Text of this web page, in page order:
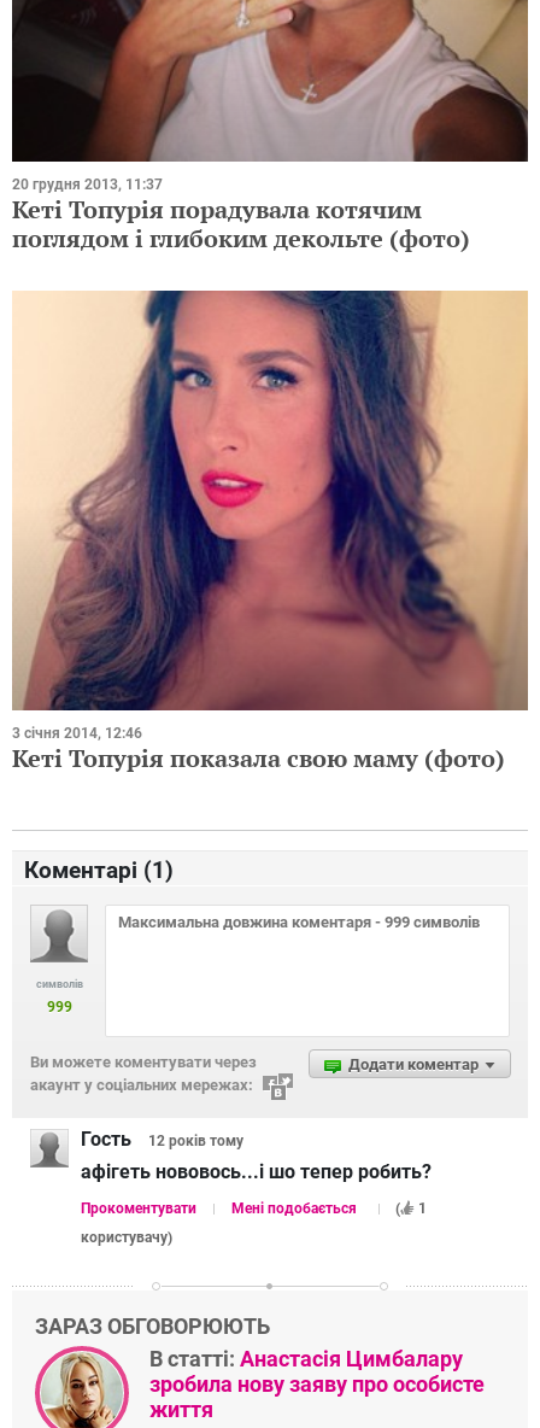
20 грудня 2013, 11:37
Кеті Топурія порадувала котячим
поглядом і глибоким декольте (фото)
3 січня 2014, 12:46
Кеті Топурія показала свою маму (фото)
Коментарі (1)
символів
999
Додати коментар
Ви можете коментувати через
акаунт у соціальних мережах:
Гость 12 років тому
афігеть нововось...і шо тепер робить?
Прокоментувати Мені подобається (
1
користувачу)
ЗАРАЗ ОБГОВОРЮЮТЬ
В статті: Анастасія Цимбалару
зробила нову заяву про особисте
життя